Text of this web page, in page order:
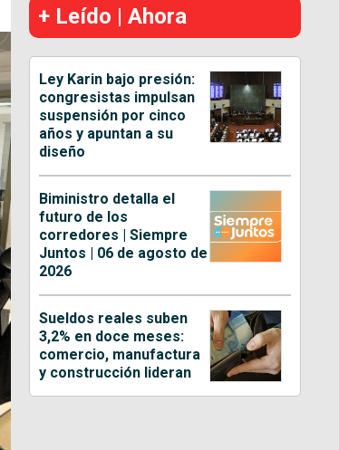
+ Leído | Ahora
Ley Karin bajo presión:
congresistas impulsan
suspensión por cinco
años y apuntan a su
diseño
Biministro detalla el
futuro de los
corredores | Siempre
Juntos | 06 de agosto de
2026
Sueldos reales suben
3,2% en doce meses:
comercio, manufactura
y construcción lideran